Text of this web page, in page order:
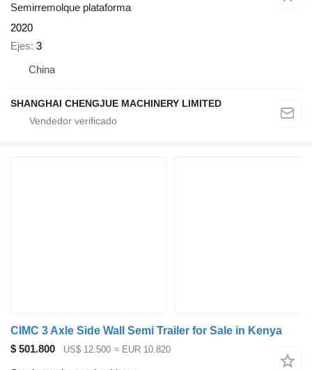
Semirremolque plataforma
2020
Ejes 3
China
SHANGHAI CHENGJUE MACHINERY LIMITED
CIMC 3 Axle Side Wall Semi Trailer for Sale in Kenya
$ 501.800
US$ 12.500 ≈ EUR 10.820